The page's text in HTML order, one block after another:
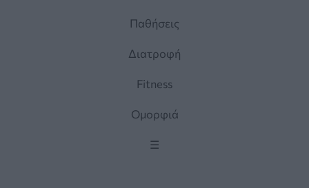
Παθήσεις
Διατροφή
Fitness
Ομορφιά
☰